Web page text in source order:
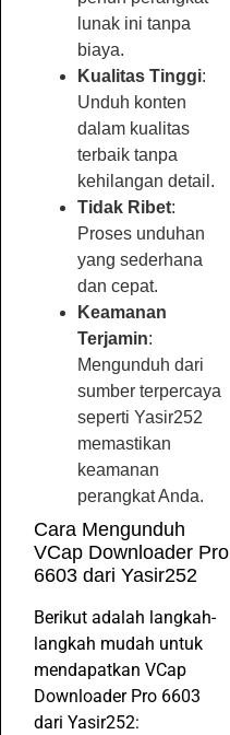
lunak ini tanpa
biaya.
Kualitas Tinggi:
Unduh konten
dalam kualitas
terbaik tanpa
kehilangan detail.
Tidak Ribet:
Proses unduhan
yang sederhana
dan cepat.
Keamanan
Terjamin:
Mengunduh dari
sumber terpercaya
seperti Yasir252
memastikan
keamanan
perangkat Anda.
Cara Mengunduh
VCap Downloader Pro
6603 dari Yasir252
Berikut adalah langkah-
langkah mudah untuk
mendapatkan VCap
Downloader Pro 6603
dari Yasir252: